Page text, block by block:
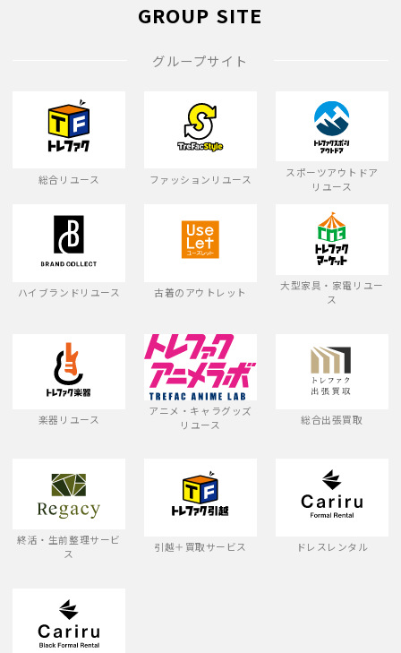
GROUP SITE
グループサイト
総合リユース ファッションリユース
スポーツアウトドア
リユース
ハイブランドリユース 古着のアウトレット
大型家具・家電リユー
ス
楽器リユース
アニメ・キャラグッズ
リユース
総合出張買取
終活・生前整理サービ
ス
引越＋買取サービス ドレスレンタル